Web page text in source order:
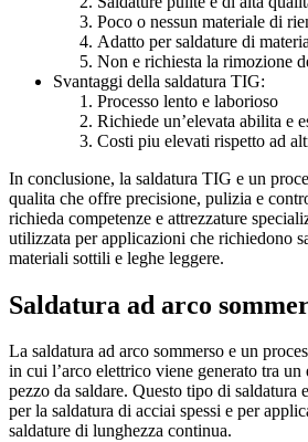
Poco o nessun materiale di
Adatto per saldature di
Non e richiesta la rimozione
Svantaggi della saldatura TIG:
Processo lento e laborioso
Richiede un’elevata abilita e
Costi piu elevati rispetto ad
In conclusione, la saldatura TIG e un
qualita che offre precisione, pulizia e
richieda competenze e attrezzature
utilizzata per applicazioni che richiedono
materiali sottili e leghe leggere.
Saldatura ad arco
La saldatura ad arco sommerso e un
in cui l’arco elettrico viene generato tra
pezzo da saldare. Questo tipo di saldatura
per la saldatura di acciai spessi e per
saldature di lunghezza continua.